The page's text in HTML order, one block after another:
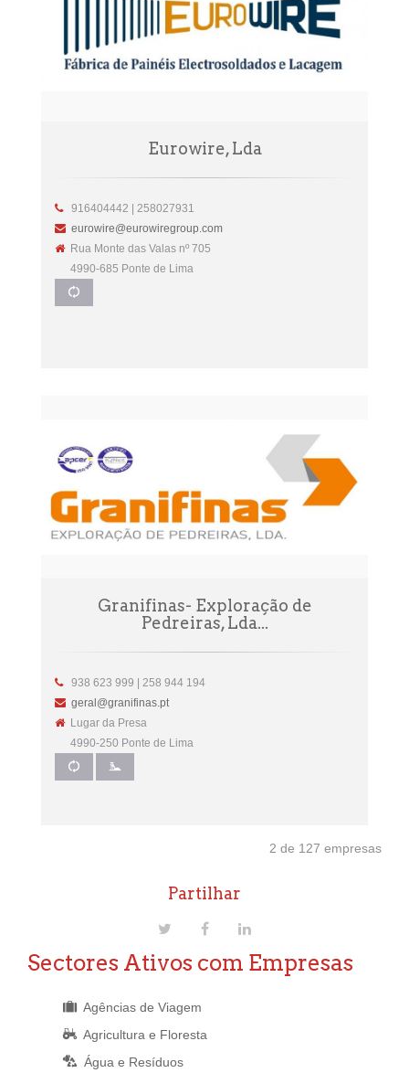
Eurowire, Lda
916404442 | 258027931
eurowire@eurowiregroup.com
Rua Monte das Valas nº 705
4990-685 Ponte de Lima
Granifinas- Exploração de
Pedreiras, Lda...
938 623 999 | 258 944 194
geral@granifinas.pt
Lugar da Presa
4990-250 Ponte de Lima
2 de 127 empresas
Partilhar
Sectores Ativos com Empresas
Agências de Viagem
Agricultura e Floresta
Água e Resíduos